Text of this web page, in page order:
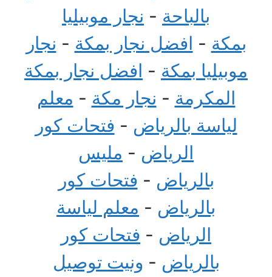
بالباحة - نجار موبيليا
بمكة - افضل نجار بمكة - نجار
موبيليا بمكة - افضل نجار بمكة
المكرمة - نجار مكة - معلم
لياسة بالرياض - فتحات كور
الرياض - مليس
بالرياض - فتحات كور
بالرياض - معلم لياسة
الرياض - فتحات كور
بالرياض - ونيت توصيل